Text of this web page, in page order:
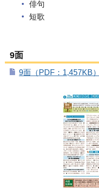
俳句
短歌
9面
9面（PDF：1,457KB）